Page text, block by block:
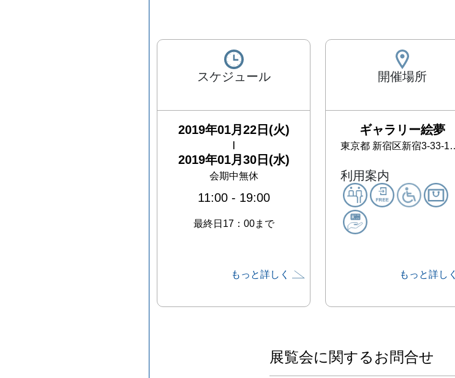
スケジュール
2019年01月22日(火)
2019年01月30日(水)
会期中無休
11:00- 19:00
最終日17：00まで
もっと詳しく
開催場所
ギャラリー絵夢
東京都 新宿区新宿3-33-10 モリエールビル3F
利用案内
もっと詳しく
展覧会に関するお問合せ